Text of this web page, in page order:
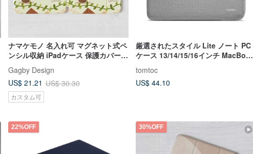
ナマケモノ 名入れ可 マグネット式ペ
ンシル収納 iPadケース 保護カバー
Gagby Design
US$ 21.21 US$ 30.30
カスタム可
厳選されたスタイル Lite ノート PC
ケース 13/14/15/16インチ MacBook
tomtoc
US$ 44.10
22%OFF 30%OFF